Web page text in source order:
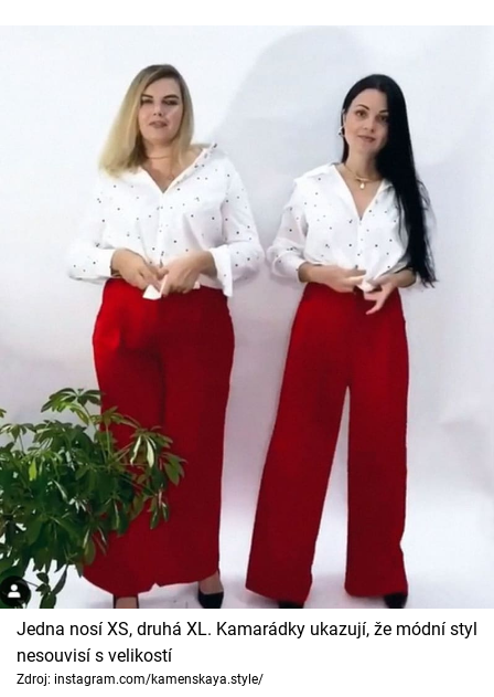
Jedna nosí XS, druhá XL. Kamarádky ukazují, že módní styl
nesouvisí s velikostí
Zdroj: instagram.com/kamenskaya.style/